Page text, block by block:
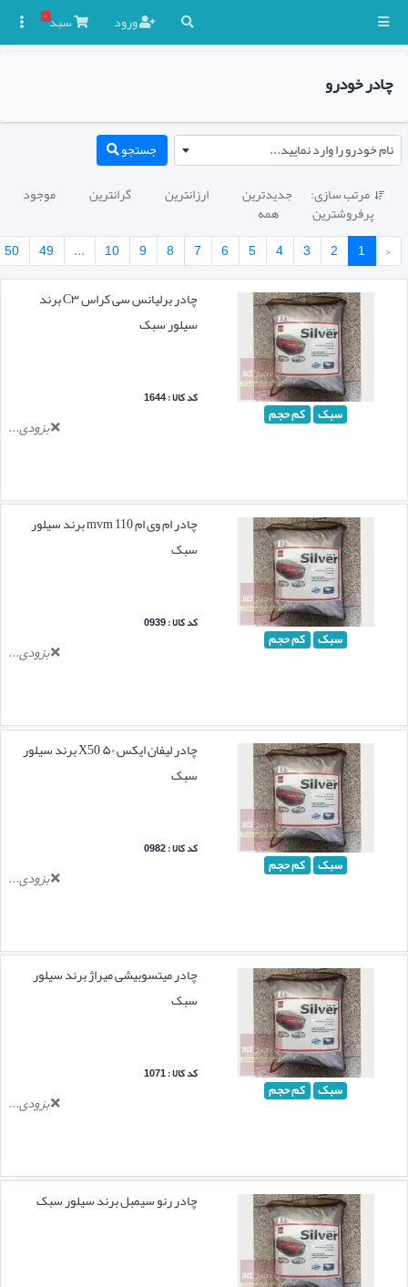
ورود سبد۰
چادر خودرو
نام خودرو را وارد نمایید... جستجو
 مرتب سازی: جدیدترین ارزانترین گرانترین موجود
پرفروشترین
همه
‹
1
2
3
4
5
6
7
8
9
10
...
49
50
سبک کم حجم
چادر برلیانس سی کراس C۳ برند
سیلور سبک
کد کالا : 1644
بزودی...
سبک کم حجم
چادر ام وی ام mvm 110 برند سیلور
سبک
کد کالا : 0939
بزودی...
سبک کم حجم
چادر لیفان ایکس ۵۰ X50 برند سیلور
سبک
کد کالا : 0982
بزودی...
سبک کم حجم
چادر میتسوبیشی میراژ برند سیلور
سبک
کد کالا : 1071
بزودی...
چادر رنو سیمبل برند سیلور سبک